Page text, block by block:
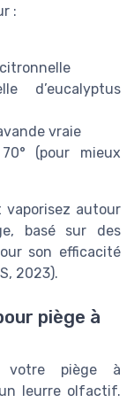
:
d’eucalyptus
vraie
(pour mieux
autour
basé sur des
son efficacité
2023).
piège à
votre piège à
leurre olfactif.